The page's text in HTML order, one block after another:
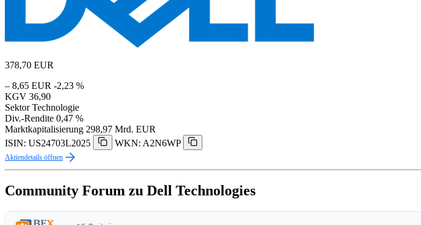
378,70 EUR
– 8,65 EUR -2,23 %
KGV 36,90
Sektor Technologie
Div.-Rendite 0,47 %
Marktkapitalisierung 298,97 Mrd. EUR
ISIN: US24703L2025
WKN: A2N6WP
Aktiendetails öffnen
Community Forum zu Dell Technologies